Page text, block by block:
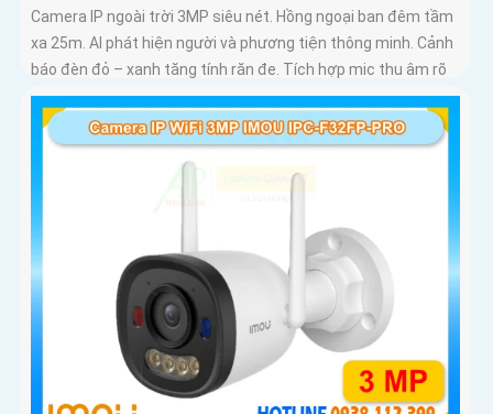
Camera IP ngoài trời 3MP siêu nét. Hồng ngoại ban đêm tầm
xa 25m. AI phát hiện người và phương tiện thông minh. Cảnh
báo đèn đỏ – xanh tăng tính răn đe. Tích hợp mic thu âm rõ
ràng